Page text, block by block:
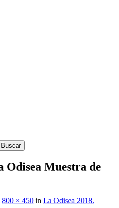
Buscar
Odisea Muestra de
800 × 450 in La Odisea 2018.